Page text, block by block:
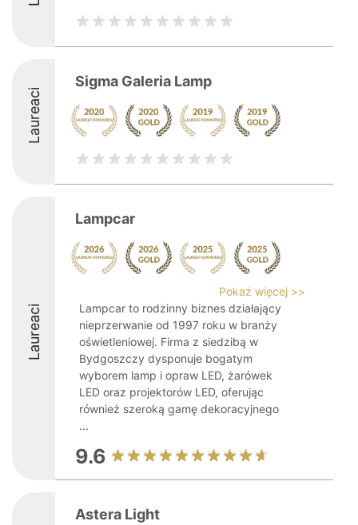
Laureaci
Sigma Galeria Lamp
Laureaci
Lampcar
Pokaż więcej >>
Lampcar to rodzinny biznes działający
nieprzerwanie od 1997 roku w branży
oświetleniowej. Firma z siedzibą w
Bydgoszczy dysponuje bogatym
wyborem lamp i opraw LED, żarówek
LED oraz projektorów LED, oferując
również szeroką gamę dekoracyjnego
...
9.6
Astera Light